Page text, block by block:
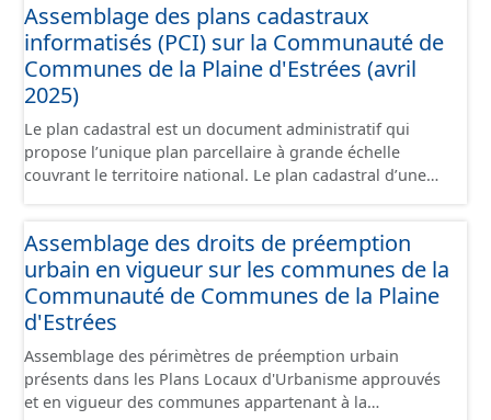
conformément aux prescriptions du standard CNIG Sites
Économiques. Ce lot ne contient pas la référence aux
terrains à vocation économique à ce jour. Il est filtré au-
delà des prescriptions du CNIG se limitant aux SCI.
Assemblage des plans cadastraux
informatisés (PCI) sur la Communauté de
Communes de la Plaine d'Estrées (avril
2025)
Le plan cadastral est un document administratif qui
propose l’unique plan parcellaire à grande échelle
couvrant le territoire national. Le plan cadastral d’une
communément appelées « feuilles de plan ». La parcelle
est l’unité cadastrale de base. C’est un terrain d’un seul
tenant situé dans un même lieudit et appartenant à un
même propriétaire. Le plan cadastral au format vecteur
est issu majoritairement de numérisation du plan
cadastral papier ou raster réalisée dans le cadre de
conventions avec les collectivités territoriales. Les plans
cadastraux au format vecteur en France métropolitaine
Assemblage des droits de préemption
urbain en vigueur sur les communes de la
Communauté de Communes de la Plaine
d'Estrées
Assemblage des périmètres de préemption urbain
présents dans les Plans Locaux d'Urbanisme approuvés
et en vigueur des communes appartenant à la